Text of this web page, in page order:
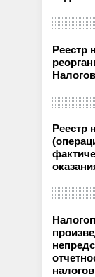
Реестр
Реестр